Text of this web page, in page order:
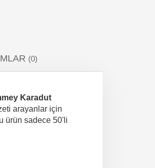
(0)
Karadut
arayanlar için
ürün sadece 50'li